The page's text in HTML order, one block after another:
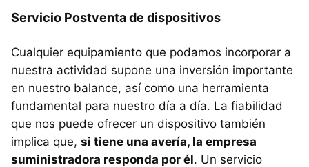
Servicio Postventa de dispositivos
Cualquier equipamiento que podamos incorporar a
nuestra actividad supone una inversión importante
en nuestro balance, así como una herramienta
fundamental para nuestro día a día. La fiabilidad
que nos puede ofrecer un dispositivo también
implica que, si tiene una avería, la empresa
suministradora responda por él. Un servicio